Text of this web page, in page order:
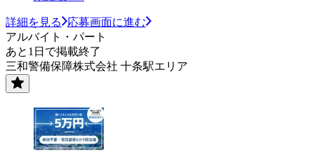
詳細を見る
応募画面に進む
アルバイト・パート
あと1日で掲載終了
三和警備保障株式会社 十条駅エリア